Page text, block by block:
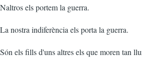
Naltros els portem la guerra.
La nostra indiferència els porta la guerra.
Són els fills d'uns altres els que moren tan